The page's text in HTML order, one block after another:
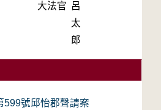
大法官 呂
太
郎
599號邱怡郡聲請案